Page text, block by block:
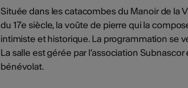
Située dans les catacombes du Manoir de la
du 17e siècle, la voûte de pierre qui la
intimiste et historique. La programmation se
La salle est gérée par l’association
bénévolat.